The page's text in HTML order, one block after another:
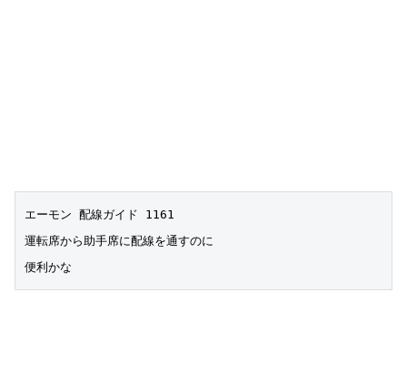
エーモン 配線ガイド 1161
運転席から助手席に配線を通すのに
便利かな